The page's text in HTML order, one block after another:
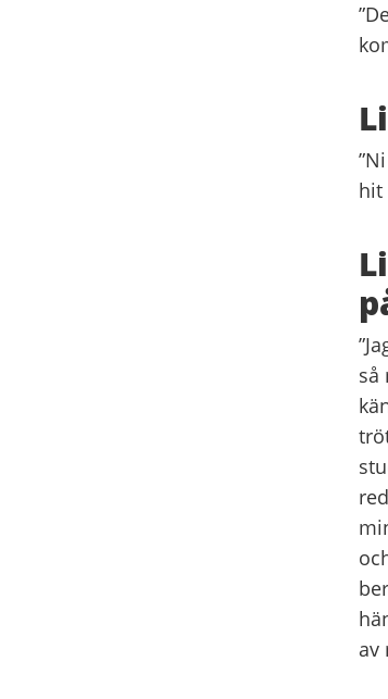
hit
så
av